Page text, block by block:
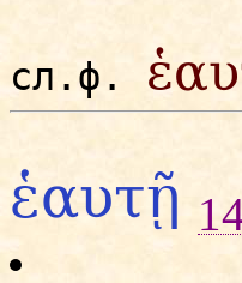
сл.ф.
ἑαυτῇ